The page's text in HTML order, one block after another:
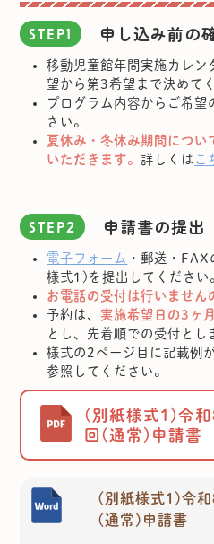
STEP1 申し込み前の
移動児童館年間実施カレ
望から第3希望まで決めて
プログラム内容からご希望
さい。
夏休み・冬休み期間につい
いただきます。詳しくは こ
STEP2 申請書の提出
電子フォーム ・郵送・
様式1)を提出してください
お電話の受付は行いません
予約は、 実施希望日の3ヶ
とし、先着順での受付とし
様式の2ページ目に記載例
参照してください。
(別紙様式1)令
回(通常)申請書
(別紙様式1)令
(通常)申請書